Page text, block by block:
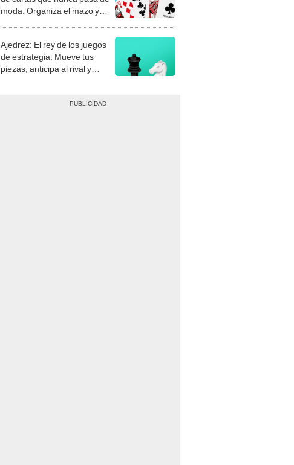
moda. Organiza el mazo y
Ajedrez: El rey de los juegos
de estrategia. Mueve tus
piezas, anticipa al rival y